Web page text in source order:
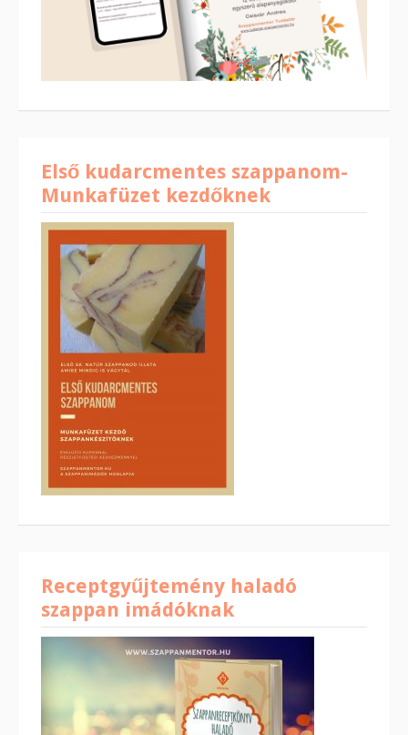
Első kudarcmentes szappanom-
Munkafüzet kezdőknek
Receptgyűjtemény haladó
szappan imádóknak